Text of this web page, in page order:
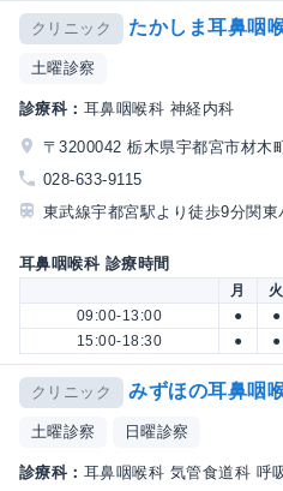
クリニック たかしま耳鼻咽
土曜診察
診療科： 耳鼻咽喉科 神経内科
〒3200042 栃木県宇都宮市材木
028-633-9115
東武線宇都宮駅より徒歩9分関
耳鼻咽喉科 診療時間
月 火
09:00-13:00
● ●
15:00-18:30
● ●
クリニック みずほの耳鼻咽
土曜診察 日曜診察
診療科： 耳鼻咽喉科 気管食道科 呼